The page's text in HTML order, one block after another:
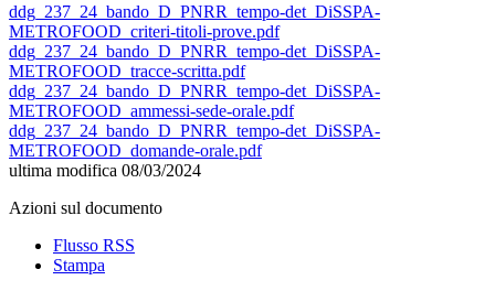
ddg_237_24_bando_D_PNRR_tempo-det_DiSSPA-
METROFOOD_criteri-titoli-prove.pdf
ddg_237_24_bando_D_PNRR_tempo-det_DiSSPA-
METROFOOD_tracce-scritta.pdf
ddg_237_24_bando_D_PNRR_tempo-det_DiSSPA-
METROFOOD_ammessi-sede-orale.pdf
ddg_237_24_bando_D_PNRR_tempo-det_DiSSPA-
METROFOOD_domande-orale.pdf
ultima modifica 08/03/2024
Azioni sul documento
Flusso RSS
Stampa